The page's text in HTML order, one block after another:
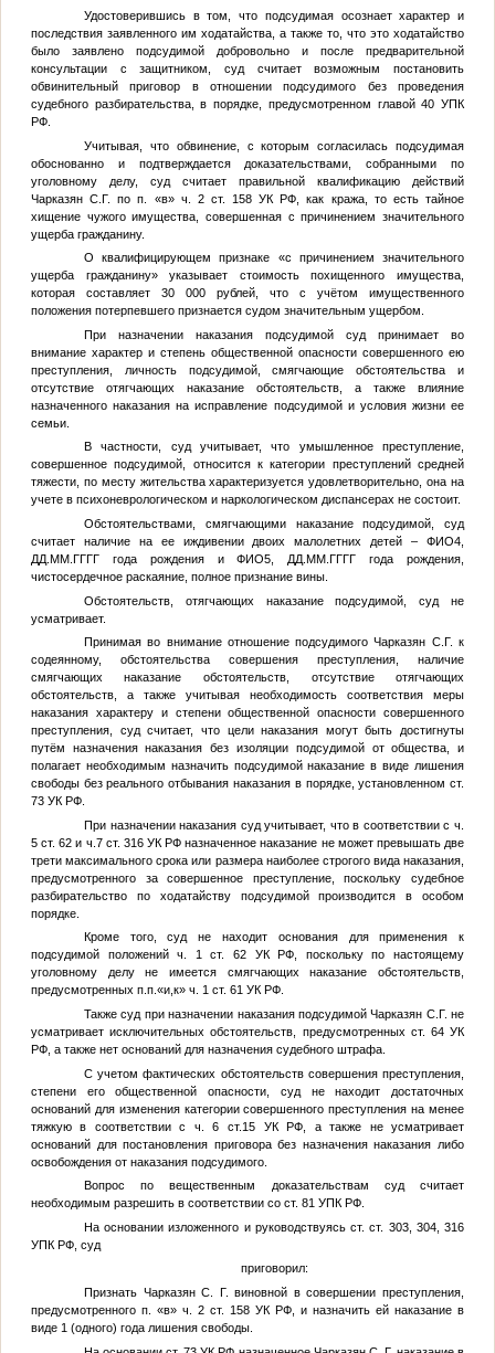
Удостоверившись в том, что подсудимая осознает характер и
последствия заявленного им ходатайства, а также то, что это ходатайство
было заявлено подсудимой добровольно и после предварительной
консультации с защитником, суд считает возможным постановить
обвинительный приговор в отношении подсудимого без проведения
судебного разбирательства, в порядке, предусмотренном главой 40 УПК
РФ.
Учитывая, что обвинение, с которым согласилась подсудимая
обоснованно и подтверждается доказательствами, собранными по
уголовному делу, суд считает правильной квалификацию действий
Чарказян С.Г.
по п. «в» ч. 2 ст. 158 УК РФ, как кража, то есть тайное
хищение чужого имущества, совершенная с причинением значительного
ущерба гражданину.
О квалифицирующем признаке «с причинением значительного
ущерба гражданину» указывает стоимость похищенного имущества,
которая составляет 30 000 рублей, что с учётом имущественного
положения потерпевшего признается судом значительным ущербом.
При назначении наказания подсудимой суд принимает во
внимание характер и степень общественной опасности совершенного ею
преступления, личность подсудимой, смягчающие обстоятельства и
отсутствие отягчающих наказание обстоятельств, а также влияние
назначенного наказания на исправление подсудимой и условия жизни ее
семьи.
В частности, суд учитывает, что умышленное преступление,
совершенное подсудимой, относится к категории преступлений средней
тяжести, по месту жительства характеризуется удовлетворительно, она на
учете в психоневрологическом и наркологическом диспансерах не состоит.
Обстоятельствами, смягчающими наказание подсудимой, суд
считает наличие на ее иждивении двоих малолетних детей –ФИО4
ДД.ММ.ГГГГгода рождения иФИО5 ДД.ММ.ГГГГ года рождения,
чистосердечное раскаяние, полное признание вины.
Обстоятельств, отягчающих наказание подсудимой, суд не
усматривает.
Принимая во внимание отношение подсудимогоЧарказян С.Г. к
содеянному, обстоятельства совершения преступления, наличие
смягчающих наказание обстоятельств, отсутствие отягчающих
обстоятельств, а также учитывая необходимость соответствия меры
наказания характеру и степени общественной опасности совершенного
преступления, суд считает, что цели наказания могут быть достигнуты
путём назначения наказания без изоляции подсудимой от общества, и
полагает необходимым назначить подсудимой наказание в виде лишения
свободы без реального отбывания наказания в порядке, установленном ст.
73 УК РФ.
При назначении наказания суд учитывает, что в соответствии с ч.
5 ст. 62 и ч.7 ст. 316 УК РФ назначенное наказание не может превышать две
трети максимального срока или размера наиболее строгого вида наказания,
предусмотренного за совершенное преступление, поскольку судебное
разбирательство по ходатайству подсудимой производится в особом
порядке.
Кроме того, суд не находит основания для применения к
подсудимой положений ч. 1 ст. 62 УК РФ, поскольку по настоящему
уголовному делу не имеется смягчающих наказание обстоятельств,
предусмотренных п.п.«и,к» ч. 1 ст. 61 УК РФ.
Также суд при назначении наказания подсудимойЧарказян С.Г. не
усматривает исключительных обстоятельств, предусмотренных ст. 64 УК
РФ, а также нет оснований для назначения судебного штрафа.
С учетом фактических обстоятельств совершения преступления,
степени его общественной опасности, суд не находит достаточных
оснований для изменения категории совершенного преступления на менее
тяжкую в соответствии с ч. 6 ст.15 УК РФ, а также не усматривает
оснований для постановления приговора без назначения наказания либо
освобождения от наказания подсудимого.
Вопрос по вещественным доказательствам суд считает
необходимым разрешить в соответствии со ст. 81 УПК РФ.
На основании изложенного и руководствуясь ст. ст. 303, 304, 316
УПК РФ, суд
приговорил:
Признать Чарказян С. Г. виновной в совершении преступления,
предусмотренного п. «в» ч. 2 ст. 158 УК РФ, и назначить ей наказание в
виде 1 (одного) года лишения свободы.